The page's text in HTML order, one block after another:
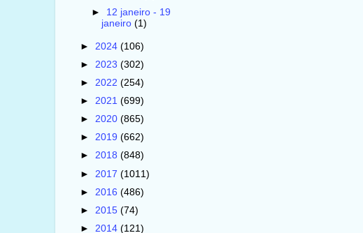
► 12 janeiro - 19
janeiro (1)
► 2024 (106)
► 2023 (302)
► 2022 (254)
► 2021 (699)
► 2020 (865)
► 2019 (662)
► 2018 (848)
► 2017 (1011)
► 2016 (486)
► 2015 (74)
► 2014 (121)